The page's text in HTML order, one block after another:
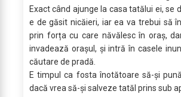
Exact când ajunge la casa tatălui ei, se
e de găsit nicăieri, iar ea va trebui să
prin forța cu care năvălesc în oraș,
invadează orașul, și intră în casele
căutare de pradă.
E timpul ca fosta înotătoare să-și
dacă vrea să-și salveze tatăl prins sub